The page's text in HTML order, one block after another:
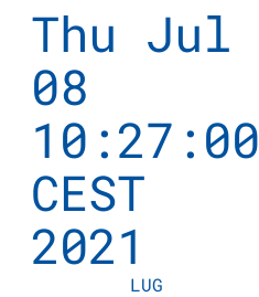
Thu Jul
08
10:27:00
CEST
2021
LUG